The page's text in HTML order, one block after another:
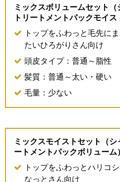
ミックスボリュームセット
トリートメントパックモイス
トップをふわっと毛先に
たいひろがりさん向け
頭皮タイプ：普通～脂性
髪質：普通～太い・硬い
毛量：少ない
ミックスモイストセット（
ートメントパックボリューム
トップをふわっとハリコ
なっとさん向け